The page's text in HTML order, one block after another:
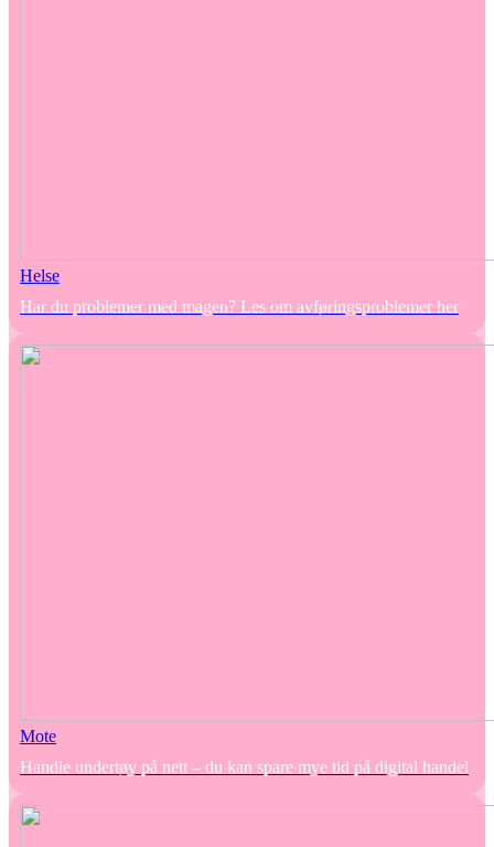
Helse
Har du problemer med magen? Les om avføringsproblemer her
Mote
Handle undertøy på nett – du kan spare mye tid på digital handel